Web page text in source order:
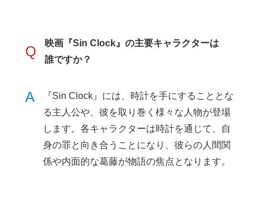
Q
映画『Sin Clock』の主要キャラクターは
誰ですか？
A
『Sin Clock』には、時計を手にすることとな
る主人公や、彼を取り巻く様々な人物が登場
します。各キャラクターは時計を通じて、自
身の罪と向き合うことになり、彼らの人間関
係や内面的な葛藤が物語の焦点となります。